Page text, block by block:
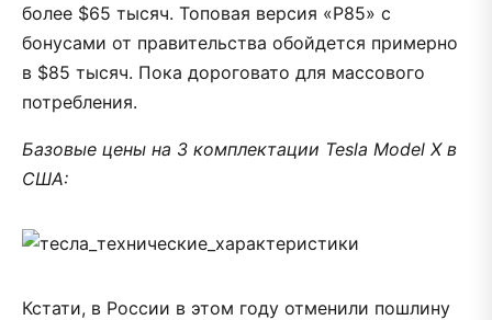
более $65 тысяч. Топовая версия «P85» с
бонусами от правительства обойдется примерно
в $85 тысяч. Пока дороговато для массового
потребления.
Базовые цены на 3 комплектации Tesla Model X в
США:
Кстати, в России в этом году отменили пошлину